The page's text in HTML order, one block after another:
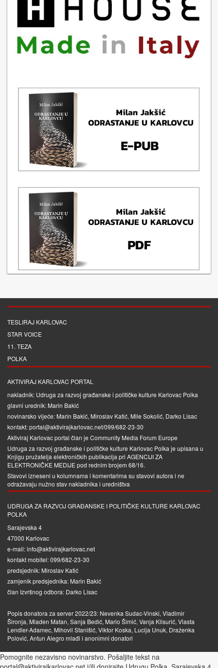
TESLIRAJ KARLOVAC
STAR VOICE
11. TEZA
POLKA
AKTIVIRAJ KARLOVAC PORTAL
nakladnik: Udruga za razvoj građanske i političke kulture Karlovac Polka
glavni urednik: Marin Bakić
novinarsko vijeće: Marin Bakić, Miroslav Katić, Mile Sokolić, Darko Lisac
kontakt: portal@aktivirajkarlovac.net/099/682-23-30
Aktiviraj Karlovac portal član je Community Media Forum Europe
Udruga za razvoj građanske i političke kulture Karlovac Polka je upisana u
Knjigu pružatelja elektroničkih publikacija pri AGENCIJI ZA
ELEKTRONIČKE MEDIJEpod rednim brojem 68/16.
Stavovi izneseni u kolumnama i komentarima su stavovi autora i ne
odražavaju nužno stav nakladnika i uredništva
UDRUGA ZA RAZVOJ GRAĐANSKE I POLITIČKE KULTURE KARLOVAC
POLKA
Sarajevska 4
47000 Karlovac
e-mail: info@aktivirajkarlovac.net
kontakt mobitel: 099/682-23-30
predsjednik: Miroslav Katić
zamjenik predsjednika: Marin Bakić
član Izvršnog odbora: Darko Lisac
Popis donatora za server 2022/23: Nevenka Sudac-Vinski, Vladimir
Šironja, Mladen Matan, Sanja Bedić, Mario Šimić, Vanja Klisurić, Vlasta
Lendler-Adamec, Mihovil Stanišić, Viktor Koska, Lucija Unuk, Draženka
Polović, Antun Alegro mlađi i anonimni donatori
Pomognite nezavisno novinarstvo. Pošaljite tekst na